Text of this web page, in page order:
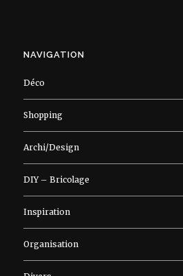
NAVIGATION
Déco
Shopping
Archi/Design
DIY – Bricolage
Inspiration
Organisation